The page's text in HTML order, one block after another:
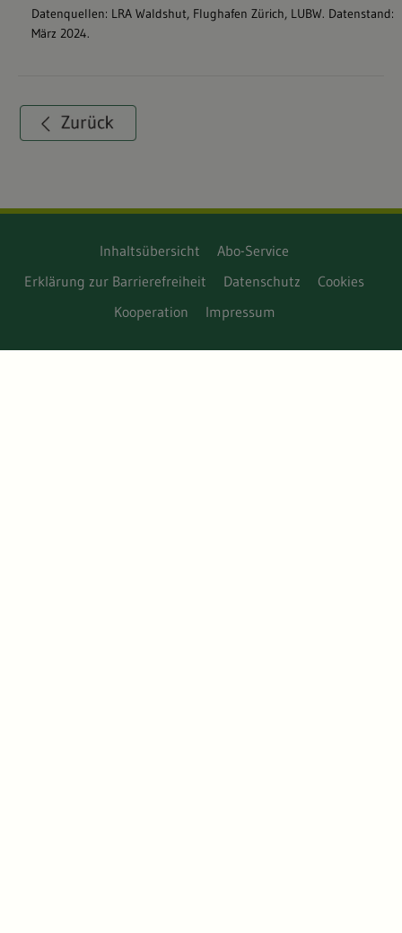
Inhaltsübersicht
Abo-Service
Erklärung zur Barrierefreiheit
Datenschutz
Cookies
Kooperation
Impressum